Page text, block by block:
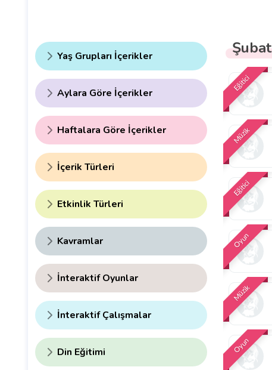
Yaş Grupları İçerikler
Aylara Göre İçerikler
Haftalara Göre İçerikler
İçerik Türleri
Etkinlik Türleri
Kavramlar
İnteraktif Oyunlar
İnteraktif Çalışmalar
Din Eğitimi
Şubat
Eğitici
Müzik
Eğitici
Oyun
Müzik
Oyun